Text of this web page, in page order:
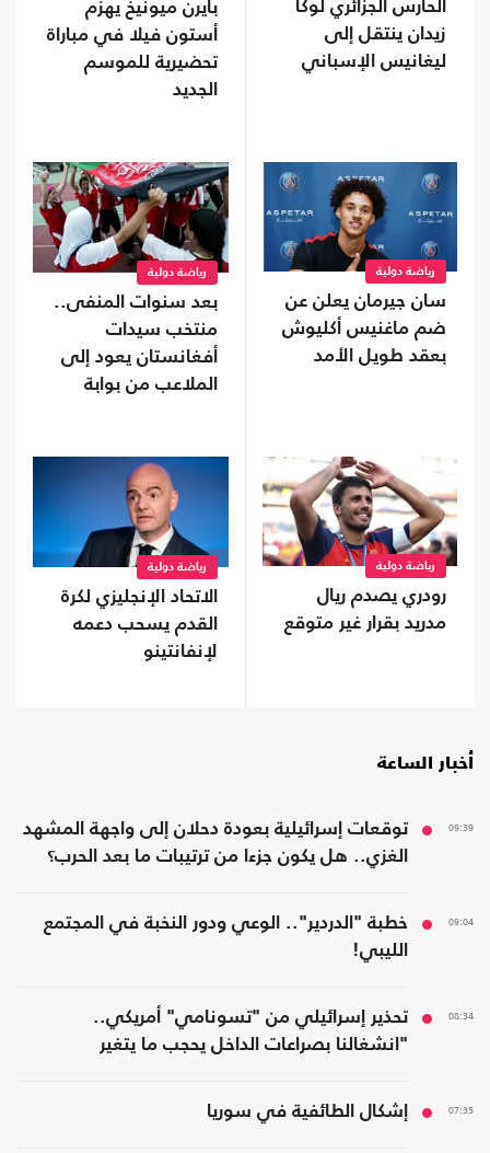
الحارس الجزائري لوكا
زيدان ينتقل إلى
ليغانيس الإسباني
بايرن ميونيخ يهزم
أستون فيلا في مباراة
تحضيرية للموسم
الجديد
رياضة دولية
سان جيرمان يعلن عن
ضم ماغنيس أكليوش
بعقد طويل الأمد
رياضة دولية
بعد سنوات المنفى..
منتخب سيدات
أفغانستان يعود إلى
الملاعب من بوابة
رياضة دولية
رودري يصدم ريال
مدريد بقرار غير متوقع
رياضة دولية
الاتحاد الإنجليزي لكرة
القدم يسحب دعمه
لإنفانتينو
أخبار الساعة
09:39
توقعات إسرائيلية بعودة دحلان إلى واجهة المشهد
الغزي.. هل يكون جزءا من ترتيبات ما بعد الحرب؟
09:04
خطبة "الدردير".. الوعي ودور النخبة في المجتمع
الليبي!
08:34
تحذير إسرائيلي من "تسونامي" أمريكي..
"انشغالنا بصراعات الداخل يحجب ما يتغير
07:35 إشكال الطائفية في سوريا